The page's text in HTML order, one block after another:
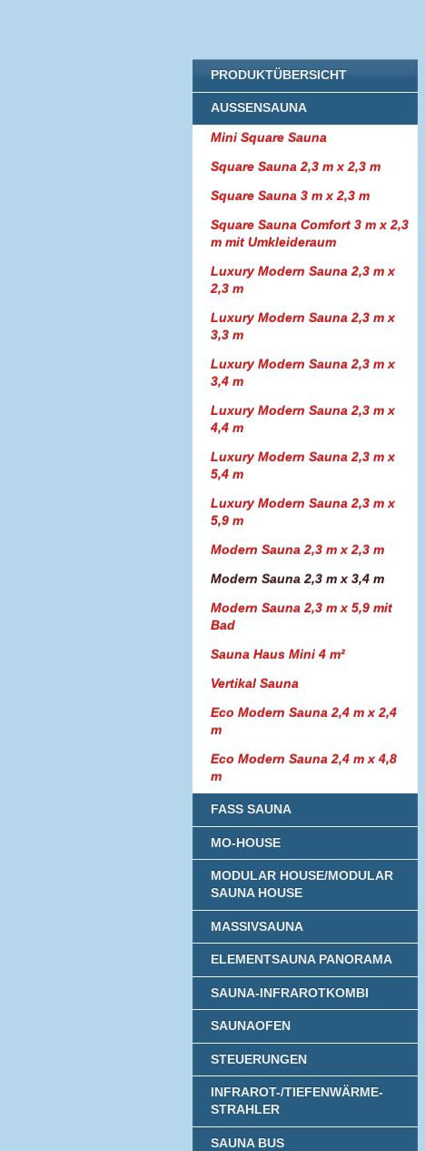
PRODUKTÜBERSICHT
AUSSENSAUNA
Mini Square Sauna
Square Sauna 2,3 m x 2,3 m
Square Sauna 3 m x 2,3 m
Square Sauna Comfort 3 m x 2,3
m mit Umkleideraum
Luxury Modern Sauna 2,3 m x
2,3 m
Luxury Modern Sauna 2,3 m x
3,3 m
Luxury Modern Sauna 2,3 m x
3,4 m
Luxury Modern Sauna 2,3 m x
4,4 m
Luxury Modern Sauna 2,3 m x
5,4 m
Luxury Modern Sauna 2,3 m x
5,9 m
Modern Sauna 2,3 m x 2,3 m
Modern Sauna 2,3 m x 3,4 m
Modern Sauna 2,3 m x 5,9 mit
Bad
Sauna Haus Mini 4 m²
Vertikal Sauna
Eco Modern Sauna 2,4 m x 2,4
m
Eco Modern Sauna 2,4 m x 4,8
m
FASS SAUNA
MO-HOUSE
MODULAR HOUSE/MODULAR
SAUNA HOUSE
MASSIVSAUNA
ELEMENTSAUNA PANORAMA
SAUNA-INFRAROTKOMBI
SAUNAOFEN
STEUERUNGEN
INFRAROT-/TIEFENWÄRME-
STRAHLER
SAUNA BUS